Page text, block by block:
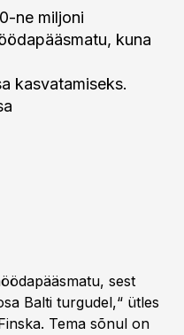
ne miljoni
kuna
kasvatamiseks.
sest
Balti turgudel,“ ütles
Tema sõnul on